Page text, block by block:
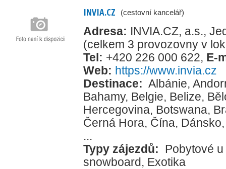
INVIA.CZ (cestovní kancelář)
Adresa: INVIA.CZ, a.s.,
(celkem 3 provozovny v
Tel: +420 226 000 622, E-
Web: https://www.invia.cz
Destinace: Albánie,
Bahamy, Belgie, Belize,
Hercegovina, Botswana,
Černá Hora, Čína, Dánsko
...
Typy zájezdů:
Pobytové
snowboard, Exotika